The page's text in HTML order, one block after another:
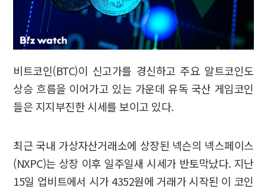
비트코인(BTC)이 신고가를 경신하고 주요 알트코인도
상승 흐름을 이어가고 있는 가운데 유독 국산 게임코인
들은 지지부진한 시세를 보이고 있다.
최근 국내 가상자산거래소에 상장된 넥슨의 넥스페이스
(NXPC)는 상장 이후 일주일새 시세가 반토막났다. 지난
15일 업비트에서 시가 4352원에 거래가 시작된 이 코인